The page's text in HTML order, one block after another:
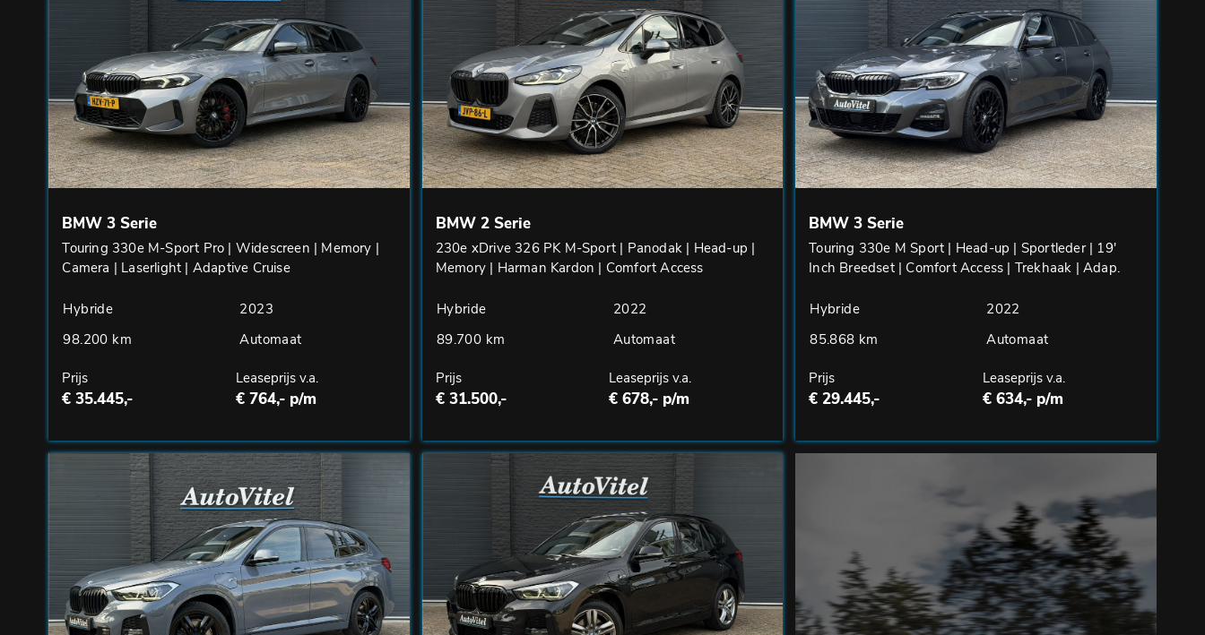
BMW 3 Serie
Touring 330e M-Sport Pro | Widescreen | Memory |
Camera | Laserlight | Adaptive Cruise
Hybride
2023
98.200 km
Automaat
Prijs
€ 35.445,-
Leaseprijs v.a.
€ 764,- p/m
BMW 2 Serie
230e xDrive 326 PK M-Sport | Panodak | Head-up |
Memory | Harman Kardon | Comfort Access
Hybride
2022
89.700 km
Automaat
Prijs
€ 31.500,-
Leaseprijs v.a.
€ 678,- p/m
BMW 3 Serie
Touring 330e M Sport | Head-up | Sportleder | 19'
Inch Breedset | Comfort Access | Trekhaak | Adap.
Hybride
2022
85.868 km
Automaat
Prijs
€ 29.445,-
Leaseprijs v.a.
€ 634,- p/m